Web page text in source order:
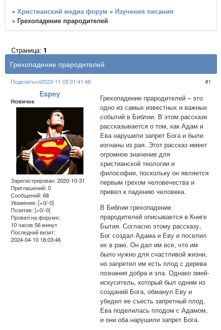
»Христианский медиа форум » Изучения писания
»Грехопадение прародителей
Грехопадение прародителей
Страница:1
Поделиться 1
2023-11-05 01:41:48
Espey
Новичок
Зарегистрирован: 2020-10-31
Приглашений:0
Сообщений:68
Уважение: [+0/-0]
Позитив: [+0/-0]
Провел на форуме:
10 часов 56 минут
Последний визит:
2024-04-10 18:03:46
Грехопадение прародителей – это
одно из самых известных и важных
событий в Библии. В этом рассказе
рассказывается о том, как Адам и
Ева нарушили запрет Бога и были
изгнаны из рая. Этот рассказ имеет
огромное значение для
христианской теологии и
философии, поскольку он является
первым грехом человечества и
привел к падению человека.
В Библии грехопадение
прародителей описывается в Книге
Бытия. Согласно этому рассказу,
Бог создал Адама и Еву и поселил
их в раю. Он дал им все, что им
было нужно для счастливой жизни,
но запретил им есть плод с дерева
познания добра и зла. Однако змей-
искуситель, который был одним из
созданий Бога, обманул Еву и
убедил ее съесть запретный плод.
Ева поделилась плодом с Адамом,
и они оба нарушили запрет Бога.